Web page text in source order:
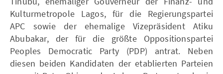
Kulturmetropole Lagos, für die Regierungspartei
APC sowie der ehemalige Vizepräsident Atiku
Abubakar, der für die größte Oppositionspartei
Peoples Democratic Party (PDP) antrat. Neben
diesen beiden Kandidaten der etablierten Parteien